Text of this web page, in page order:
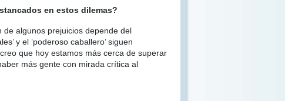
en estos dilemas?
de algunos prejuicios depende del
y el ʽpoderoso caballero’ siguen
que hoy estamos más cerca de superar
más gente con mirada crítica al